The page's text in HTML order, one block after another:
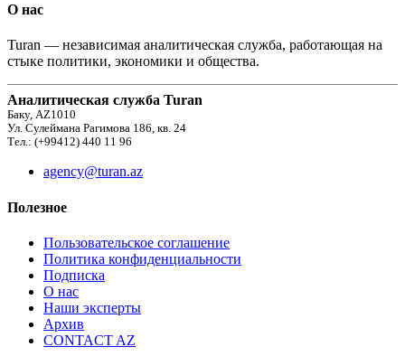
О нас
Turan — независимая аналитическая служба, работающая на
стыке политики, экономики и общества.
Аналитическая служба Turan
Баку, AZ1010
Ул. Сулеймана Рагимова 186, кв. 24
Тел.: (+99412) 440 11 96
agency@turan.az
Полезное
Пользовательское соглашение
Политика конфиденциальности
Подписка
О нас
Наши эксперты
Архив
CONTACT AZ